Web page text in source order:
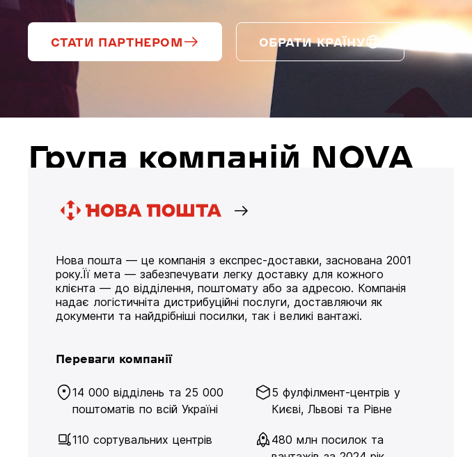
СТАТИ ПАРТНЕРОМ ОБРАТИ КРАЇНУ
Група компаній NOVA
Нова пошта — це компанія з експрес-доставки, заснована 2001
року.Її мета — забезпечувати легку доставку для кожного
клієнта — до відділення, поштомату або за адресою. Компанія
надає логістичніта дистрибуційні послуги, доставляючи як
документи та найдрібніші посилки, так і великі вантажі.
Переваги компанії
14 000 відділень та 25 000
поштоматів по всій Україні
5 фулфілмент-центрів у
Києві, Львові та Рівне
110 сортувальних центрів
480 млн посилок та